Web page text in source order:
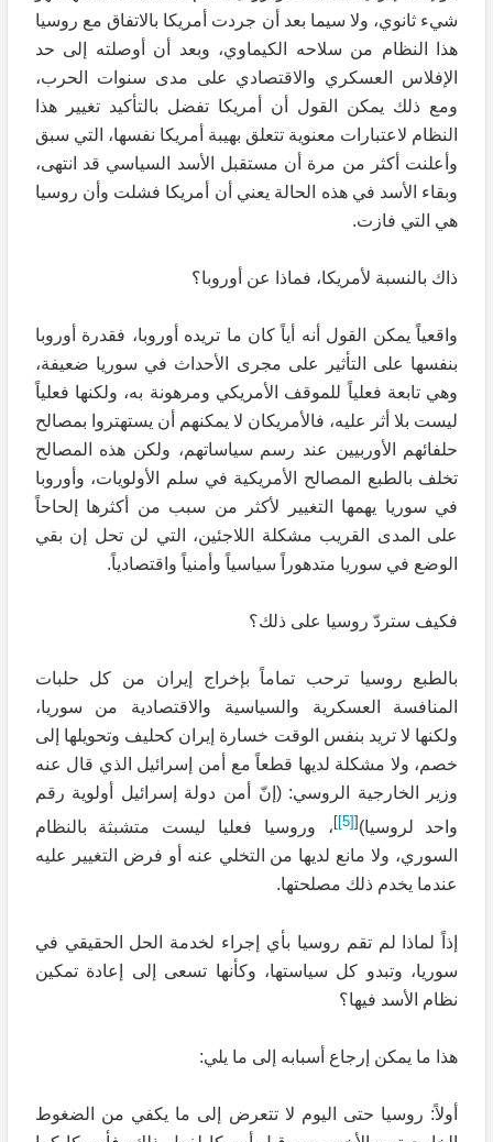
شيء ثانوي، ولا سيما بعد أن جردت أمريكا بالاتفاق مع روسيا
هذا النظام من سلاحه الكيماوي، وبعد أن أوصلته إلى حد
الإفلاس العسكري والاقتصادي على مدى سنوات الحرب،
ومع ذلك يمكن القول أن أمريكا تفضل بالتأكيد تغيير هذا
النظام لاعتبارات معنوية تتعلق بهيبة أمريكا نفسها، التي سبق
وأعلنت أكثر من مرة أن مستقبل الأسد السياسي قد انتهى،
وبقاء الأسد في هذه الحالة يعني أن أمريكا فشلت وأن روسيا
هي التي فازت.
ذاك بالنسبة لأمريكا، فماذا عن أوروبا؟
واقعياً يمكن القول أنه أياً كان ما تريده أوروبا، فقدرة أوروبا
بنفسها على التأثير على مجرى الأحداث في سوريا ضعيفة،
وهي تابعة فعلياً للموقف الأمريكي ومرهونة به، ولكنها فعلياً
ليست بلا أثر عليه، فالأمريكان لا يمكنهم أن يستهتروا بمصالح
حلفائهم الأوربيين عند رسم سياساتهم، ولكن هذه المصالح
تخلف بالطبع المصالح الأمريكية في سلم الأولويات، وأوروبا
في سوريا يهمها التغيير لأكثر من سبب من أكثرها إلحاحاً
على المدى القريب مشكلة اللاجئين، التي لن تحل إن بقي
الوضع في سوريا متدهوراً سياسياً وأمنياً واقتصادياً.
فكيف ستردّ روسيا على ذلك؟
بالطبع روسيا ترحب تماماً بإخراج إيران من كل حلبات
المنافسة العسكرية والسياسية والاقتصادية من سوريا،
ولكنها لا تريد بنفس الوقت خسارة إيران كحليف وتحويلها إلى
خصم، ولا مشكلة لديها قطعاً مع أمن إسرائيل الذي قال عنه
وزير الخارجية الروسي: (إنّ أمن دولة إسرائيل أولوية رقم
واحد لروسيا) [
[5]
] ، وروسيا فعليا ليست متشبثة بالنظام
السوري، ولا مانع لديها من التخلي عنه أو فرض التغيير عليه
عندما يخدم ذلك مصلحتها.
إذاً لماذا لم تقم روسيا بأي إجراء لخدمة الحل الحقيقي في
سوريا، وتبدو كل سياستها، وكأنها تسعى إلى إعادة تمكين
نظام الأسد فيها؟
هذا ما يمكن إرجاع أسبابه إلى ما يلي:
أولاً: روسيا حتى اليوم لا تتعرض إلى ما يكفي من الضغوط